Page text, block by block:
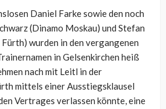
Daniel Farke sowie den noch
(Dinamo Moskau) und Stefan
wurden in den vergangenen
in Gelsenkirchen heiß
nach mit Leitl in der
mittels einer Ausstiegsklausel
Vertrages verlassen könnte, eine